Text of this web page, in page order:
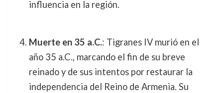
influencia en la región.
Muerte en 35 a.C.: Tigranes IV murió en el
año 35 a.C., marcando el fin de su breve
reinado y de sus intentos por restaurar la
independencia del Reino de Armenia. Su